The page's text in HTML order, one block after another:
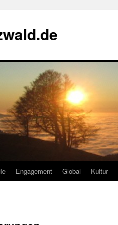
Engagement Global Kultur